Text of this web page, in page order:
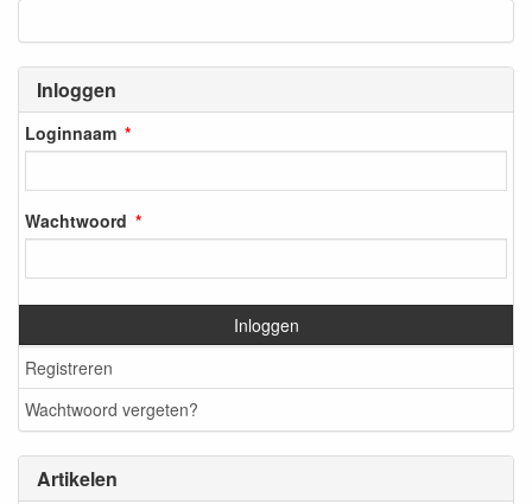
Inloggen
Loginnaam
Wachtwoord
Inloggen
Registreren
Wachtwoord vergeten?
Artikelen